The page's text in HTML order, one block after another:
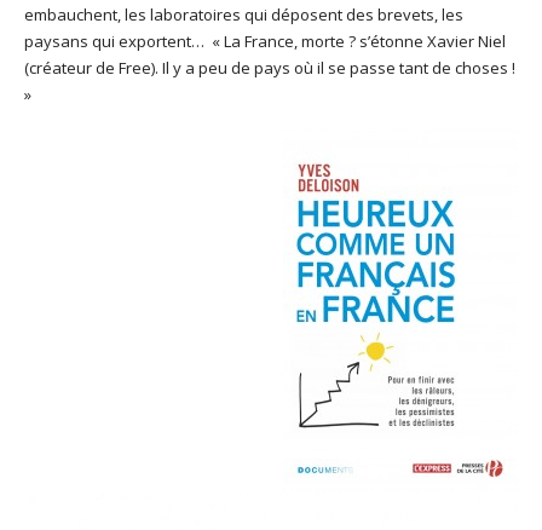
embauchent, les laboratoires qui déposent des brevets, les
paysans qui exportent… « La France, morte ? s’étonne Xavier Niel
(créateur de Free). Il y a peu de pays où il se passe tant de choses !
»